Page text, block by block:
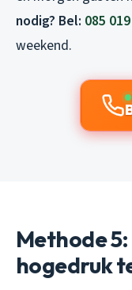
nodig? Bel: 085
weekend.
Methode
hogedruk